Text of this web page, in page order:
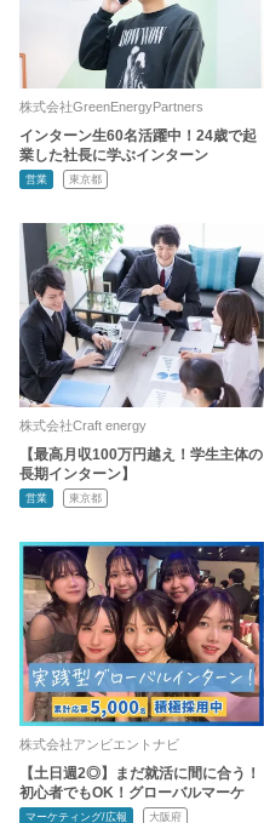
株式会社GreenEnergyPartners
インターン生60名活躍中！24歳で起
業した社長に学ぶインターン
営業 東京都
株式会社Craft energy
【最高月収100万円越え！学生主体の
長期インターン】
営業 東京都
株式会社アンビエントナビ
【土日週2◎】まだ就活に間に合う！
初心者でもOK！グローバルマーケ
マーケティング/広報 大阪府